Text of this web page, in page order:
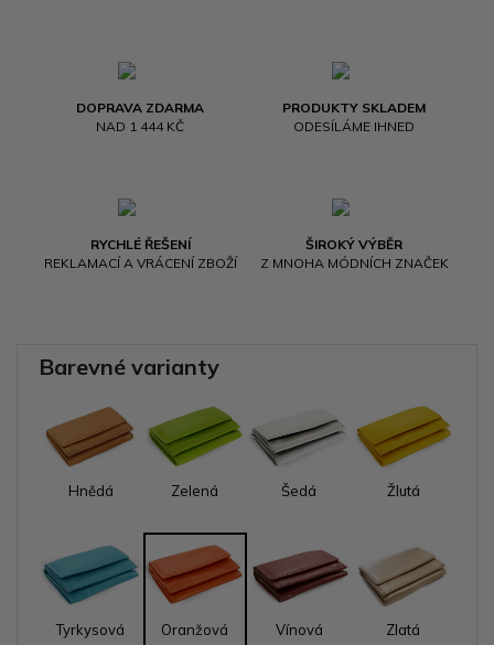
DOPRAVA ZDARMA
NAD 1 444 KČ
PRODUKTY SKLADEM
ODESÍLÁME IHNED
RYCHLÉ ŘEŠENÍ
REKLAMACÍ A VRÁCENÍ ZBOŽÍ
ŠIROKÝ VÝBĚR
Z MNOHA MÓDNÍCH ZNAČEK
Barevné varianty
Hnědá Zelená Šedá Žlutá
Tyrkysová Oranžová Vínová Zlatá